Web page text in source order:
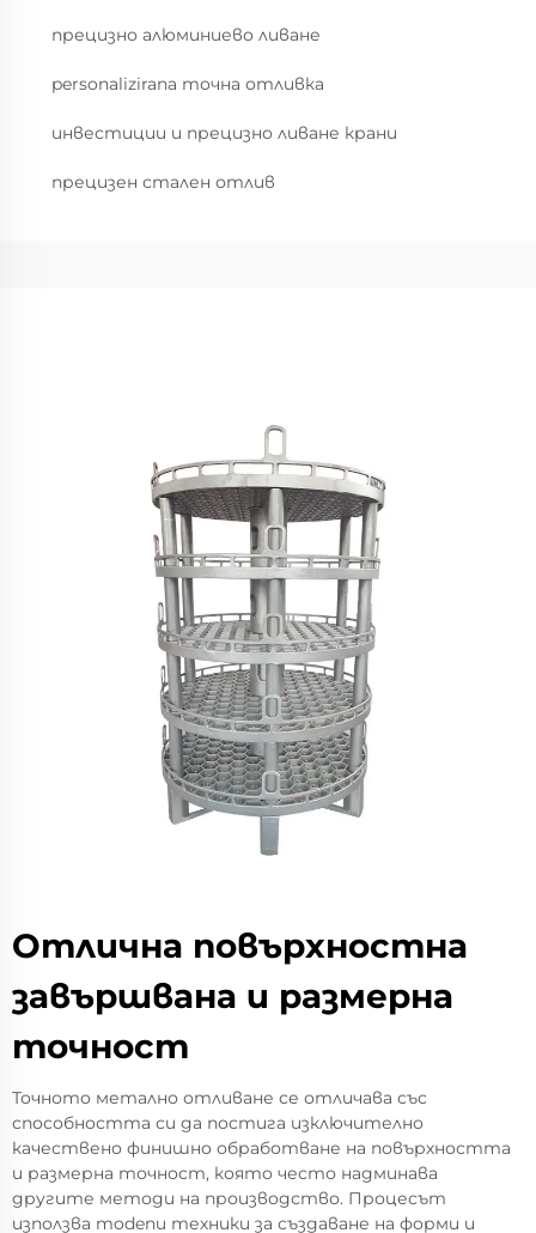
прецизно алюминиево ливане
personalizirana точна отливка
инвестиции и прецизно ливане крани
прецизен стален отлив
Отлична повърхностна
завършвана и размерна
точност
Точното метално отливане се отличава със
способността си да постига изключително
качествено финишно обработване на повърхността
и размерна точност, която често надминава
другите методи на производство. Процесът
използва modenи техники за създаване на форми и